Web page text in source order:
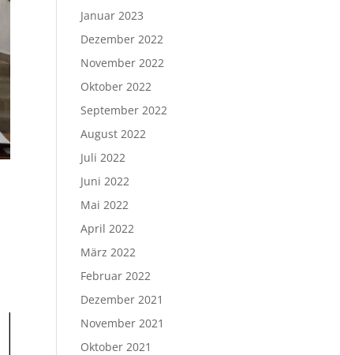
Januar 2023
Dezember 2022
November 2022
Oktober 2022
September 2022
August 2022
Juli 2022
Juni 2022
Mai 2022
April 2022
März 2022
Februar 2022
Dezember 2021
November 2021
Oktober 2021